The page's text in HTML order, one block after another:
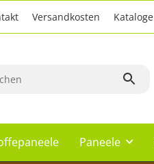
Versandkosten Kataloge
Paneele